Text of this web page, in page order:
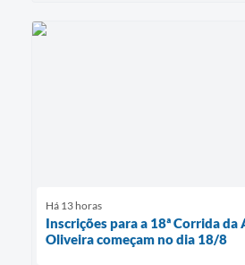
Há 13 horas
Inscrições para a 18ª Corrida da
Oliveira começam no dia 18/8